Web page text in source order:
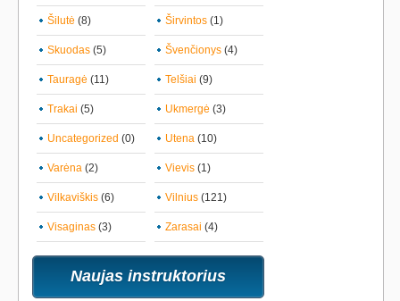
Šilutė (8) Širvintos (1)
Skuodas (5) Švenčionys (4)
Tauragė (11) Telšiai (9)
Trakai (5) Ukmergė (3)
Uncategorized (0) Utena (10)
Varėna (2) Vievis (1)
Vilkaviškis (6) Vilnius (121)
Visaginas (3) Zarasai (4)
Naujas instruktorius